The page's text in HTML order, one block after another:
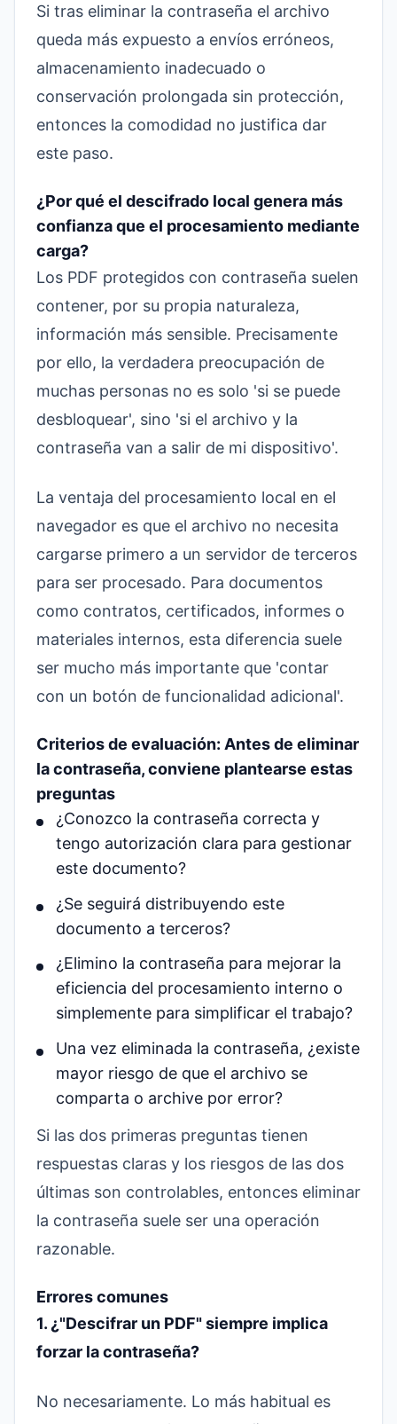
Si tras eliminar la contraseña el archivo
queda más expuesto a envíos erróneos,
almacenamiento inadecuado o
conservación prolongada sin protección,
entonces la comodidad no justifica dar
este paso.
¿Por qué el descifrado local genera más
confianza que el procesamiento mediante
carga?
Los PDF protegidos con contraseña suelen
contener, por su propia naturaleza,
información más sensible. Precisamente
por ello, la verdadera preocupación de
muchas personas no es solo 'si se puede
desbloquear', sino 'si el archivo y la
contraseña van a salir de mi dispositivo'.
La ventaja del procesamiento local en el
navegador es que el archivo no necesita
cargarse primero a un servidor de terceros
para ser procesado. Para documentos
como contratos, certificados, informes o
materiales internos, esta diferencia suele
ser mucho más importante que 'contar
con un botón de funcionalidad adicional'.
Criterios de evaluación: Antes de eliminar
la contraseña, conviene plantearse estas
preguntas
¿Conozco la contraseña correcta y
tengo autorización clara para gestionar
este documento?
¿Se seguirá distribuyendo este
documento a terceros?
¿Elimino la contraseña para mejorar la
eficiencia del procesamiento interno o
simplemente para simplificar el trabajo?
Una vez eliminada la contraseña, ¿existe
mayor riesgo de que el archivo se
comparta o archive por error?
Si las dos primeras preguntas tienen
respuestas claras y los riesgos de las dos
últimas son controlables, entonces eliminar
la contraseña suele ser una operación
razonable.
Errores comunes
1. ¿"Descifrar un PDF" siempre implica
forzar la contraseña?
No necesariamente. Lo más habitual es